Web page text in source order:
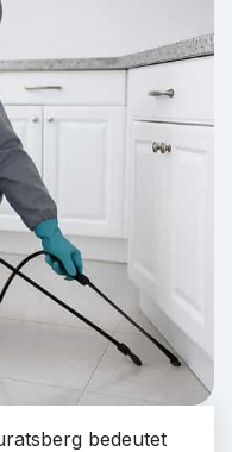
bedeutet